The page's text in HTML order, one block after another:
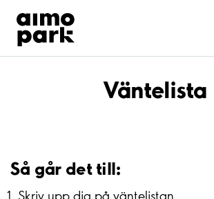
Hitta parkering
Samarbete
Kundservice
Om Aimo ParkVäntelista
Så går det till: